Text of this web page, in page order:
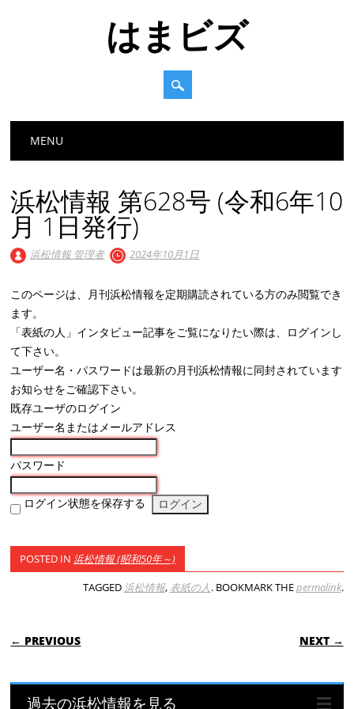
はまビズ
Main menu
MENU
浜松情報 第628号 (令和6年10
月 1日発行)
浜松情報 管理者 2024年10月1日
このページは、月刊浜松情報を定期購読されている方のみ閲覧でき
ます。
「表紙の人」インタビュー記事をご覧になりたい際は、ログインし
て下さい。
ユーザー名・パスワードは最新の月刊浜松情報に同封されています
お知らせをご確認下さい。
既存ユーザのログイン
ユーザー名またはメールアドレス
パスワード
ログイン状態を保存する
POSTED IN 浜松情報 (昭和50年～)
TAGGED 浜松情報, 表紙の人. BOOKMARK THEpermalink.
POST NAVIGATION
← PREVIOUS NEXT →
過去の浜松情報を見る